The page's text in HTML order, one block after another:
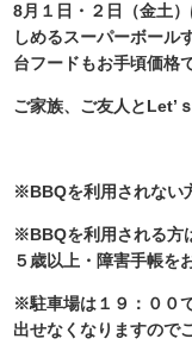
8月１日・２日（金土
しめるスーパーボール
台フードもお手頃価格
ご家族、ご友人とLet’
※BBQを利用されない
※BBQを利用される方
５歳以上・障害手帳を
※駐車場は１９：００
出せなくなりますので